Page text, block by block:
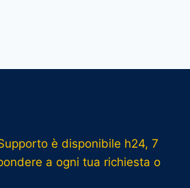
è disponibile h24, 7
a ogni tua richiesta o